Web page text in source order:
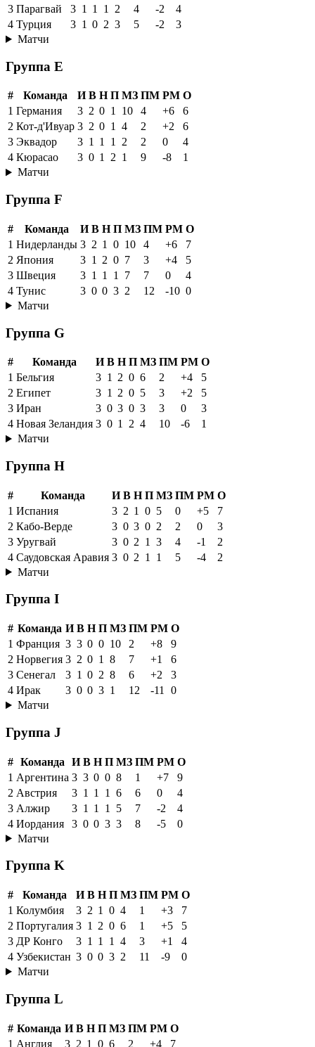
3 Парагвай 3 1 1 1 2 4 -2
4
4 Турция 3 1 0 2 3 5 -2
3
Матчи
Группа E
# Команда И В Н П МЗ ПМ РМ О
1 Германия 3 2 0 1 10 4 +6
6
2 Кот-д'Ивуар 3 2 0 1 4 2 +2
6
3 Эквадор 3 1 1 1 2 2 0
4
4 Кюрасао 3 0 1 2 1 9 -8
1
Матчи
Группа F
# Команда И В Н П МЗ ПМ РМ О
1 Нидерланды 3 2 1 0 10 4 +6
7
2 Япония 3 1 2 0 7 3 +4
5
3 Швеция 3 1 1 1 7 7 0
4
4 Тунис 3 0 0 3 2 12 -10 0
Матчи
Группа G
# Команда И В Н П МЗ ПМ РМ О
1 Бельгия 3 1 2 0 6 2 +4
5
2 Египет 3 1 2 0 5 3 +2
5
3 Иран 3 0 3 0 3 3 0
3
4 Новая Зеландия 3 0 1 2 4 10 -6
1
Матчи
Группа H
# Команда И В Н П МЗ ПМ РМ О
1 Испания 3 2 1 0 5 0 +5
7
2 Кабо-Верде 3 0 3 0 2 2 0
3
3 Уругвай 3 0 2 1 3 4 -1
2
4 Саудовская Аравия 3 0 2 1 1 5 -4
2
Матчи
Группа I
# Команда И В Н П МЗ ПМ РМ О
1 Франция 3 3 0 0 10 2 +8
9
2 Норвегия 3 2 0 1 8 7 +1
6
3 Сенегал 3 1 0 2 8 6 +2
3
4 Ирак 3 0 0 3 1 12 -11
0
Матчи
Группа J
# Команда И В Н П МЗ ПМ РМ О
1 Аргентина 3 3 0 0 8 1 +7
9
2 Австрия 3 1 1 1 6 6 0
4
3 Алжир 3 1 1 1 5 7 -2
4
4 Иордания 3 0 0 3 3 8 -5
0
Матчи
Группа K
# Команда И В Н П МЗ ПМ РМ О
1 Колумбия 3 2 1 0 4 1 +3
7
2 Португалия 3 1 2 0 6 1 +5
5
3 ДР Конго 3 1 1 1 4 3 +1
4
4 Узбекистан 3 0 0 3 2 11 -9
0
Матчи
Группа L
# Команда И В Н П МЗ ПМ РМ О
1 Англия 3 2 1 0 6 2 +4 7